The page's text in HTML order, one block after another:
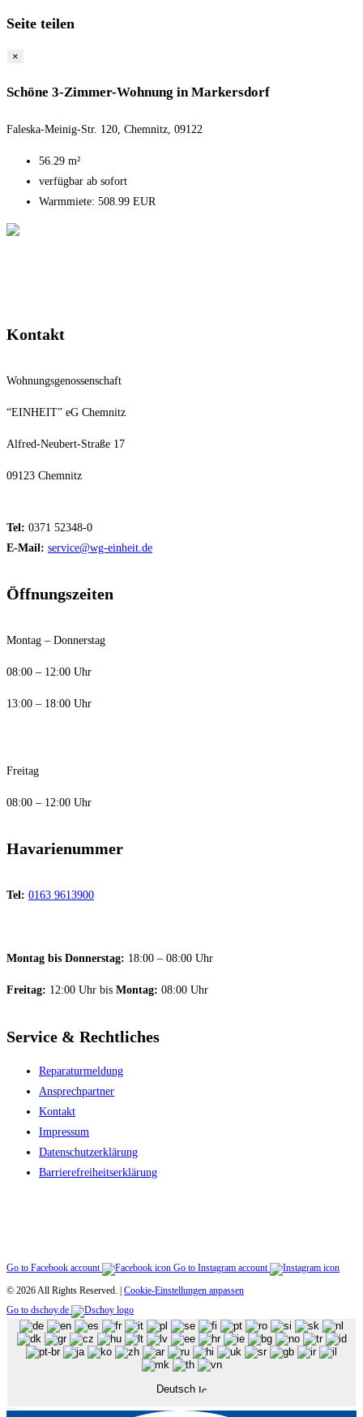
Seite teilen
×
Schöne 3-Zimmer-Wohnung in Markersdorf
Faleska-Meinig-Str. 120, Chemnitz, 09122
56.29 m²
verfügbar ab sofort
Warmmiete: 508.99 EUR
Kontakt
Wohnungsgenossenschaft
“EINHEIT” eG Chemnitz
Alfred-Neubert-Straße 17
09123 Chemnitz
Tel: 0371 52348-0
E-Mail: service@wg-einheit.de
Öffnungszeiten
Montag – Donnerstag
08:00 – 12:00 Uhr
13:00 – 18:00 Uhr
Freitag
08:00 – 12:00 Uhr
Havarienummer
Tel: 0163 9613900
Montag bis Donnerstag: 18:00 – 08:00 Uhr
Freitag: 12:00 Uhr bis Montag: 08:00 Uhr
Service & Rechtliches
Reparaturmeldung
Ansprechpartner
Kontakt
Impressum
Datenschutzerklärung
Barriere­freiheitserklärung
Go to Facebook account
Go to Instagram account
© 2026 All Rights Reserved. | Cookie-Einstellungen anpassen
Go to dschoy.de
Deutsch